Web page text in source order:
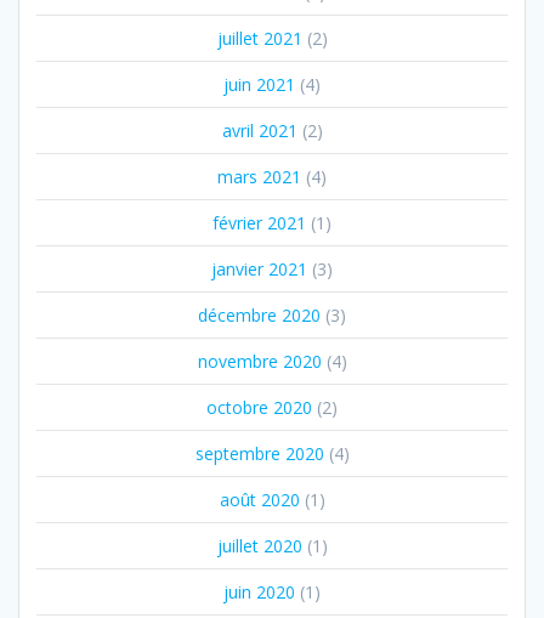
juillet 2021 (2)
juin 2021 (4)
avril 2021 (2)
mars 2021 (4)
février 2021 (1)
janvier 2021 (3)
décembre 2020 (3)
novembre 2020 (4)
octobre 2020 (2)
septembre 2020 (4)
août 2020 (1)
juillet 2020 (1)
juin 2020 (1)